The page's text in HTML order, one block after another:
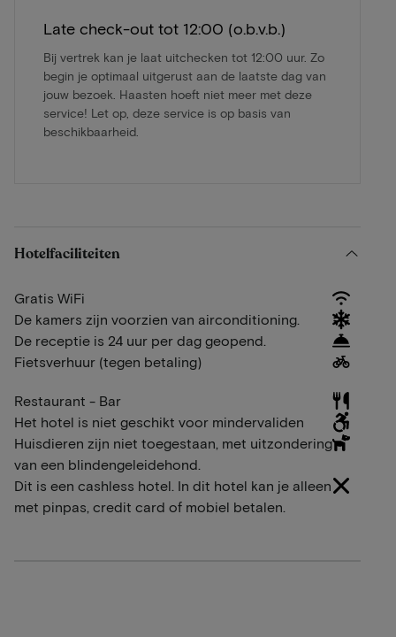
Late check-out tot 12:00 (o.b.v.b.)
Bij vertrek kan je laat uitchecken tot 12:00 uur. Zo
begin je optimaal uitgerust aan de laatste dag van
jouw bezoek. Haasten hoeft niet meer met deze
service! Let op, deze service is op basis van
beschikbaarheid.
Hotelfaciliteiten
Gratis WiFi
De kamers zijn voorzien van airconditioning.
De receptie is 24 uur per dag geopend.
Fietsverhuur (tegen betaling)
Restaurant - Bar
Het hotel is niet geschikt voor mindervaliden
Huisdieren zijn niet toegestaan, met uitzondering
van een blindengeleidehond.
Dit is een cashless hotel. In dit hotel kan je alleen
met pinpas, credit card of mobiel betalen.